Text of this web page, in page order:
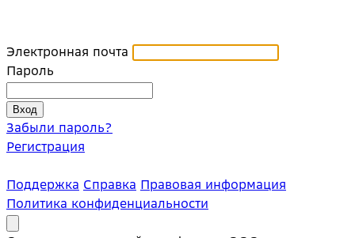
Электронная почта
Пароль
Забыли пароль?
Регистрация
Поддержка Справка Правовая информация
Политика конфиденциальности